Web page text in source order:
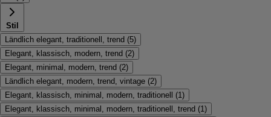
Stil
Ländlich elegant, traditionell, trend (5)
Elegant, klassisch, modern, trend (2)
Elegant, minimal, modern, trend (2)
Ländlich elegant, modern, trend, vintage (2)
Elegant, klassisch, minimal, modern, traditionell
(1 )
Elegant, klassisch, minimal, modern, traditionell, trend (1 )